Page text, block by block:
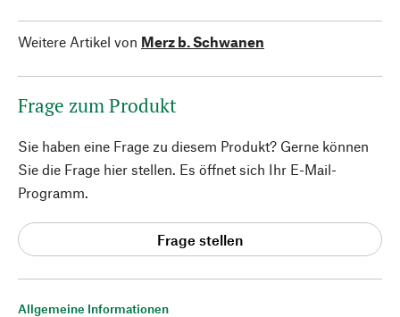
Allgemeine Informationen
Weitere Artikel von Merz b. Schwanen
Frage zum Produkt
Sie haben eine Frage zu diesem Produkt? Gerne können
Sie die Frage hier stellen. Es öffnet sich Ihr E-Mail-
Programm.
Frage stellen